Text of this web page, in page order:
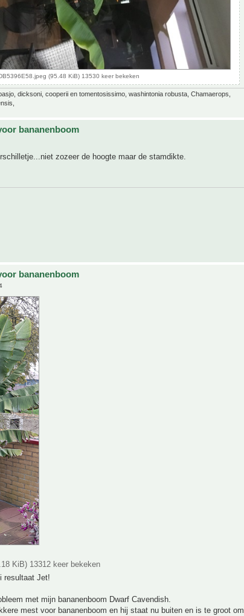
(95.48 KiB) 13530 keer bekeken
dicksoni, cooperii en tomentosissimo, washintonia robusta, Chamaerops,
bananenboom
zozeer de hoogte maar de stamdikte.
bananenboom
KiB) 13312 keer bekeken
resultaat Jet!
met mijn bananenboom Dwarf Cavendish.
mest voor bananenboom en hij staat nu buiten en is te groot om